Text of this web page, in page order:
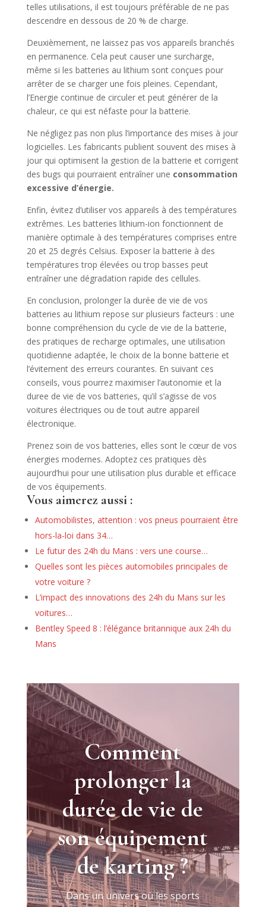
telles utilisations, il est toujours préférable de ne pas
descendre en dessous de 20 % de charge.
Deuxièmement, ne laissez pas vos appareils branchés
en permanence. Cela peut causer une surcharge,
même si les batteries au lithium sont conçues pour
arrêter de se charger une fois pleines. Cependant,
l’Energie continue de circuler et peut générer de la
chaleur, ce qui est néfaste pour la batterie.
Ne négligez pas non plus l’importance des mises à jour
logicielles. Les fabricants publient souvent des mises à
jour qui optimisent la gestion de la batterie et corrigent
des bugs qui pourraient entraîner une consommation
excessive d’énergie.
Enfin, évitez d’utiliser vos appareils à des températures
extrêmes. Les batteries lithium-ion fonctionnent de
manière optimale à des températures comprises entre
20 et 25 degrés Celsius. Exposer la batterie à des
températures trop élevées ou trop basses peut
entraîner une dégradation rapide des cellules.
En conclusion, prolonger la durée de vie de vos
batteries au lithium repose sur plusieurs facteurs : une
bonne compréhension du cycle de vie de la batterie,
des pratiques de recharge optimales, une utilisation
quotidienne adaptée, le choix de la bonne batterie et
l’évitement des erreurs courantes. En suivant ces
conseils, vous pourrez maximiser l’autonomie et la
duree de vie de vos batteries, qu’il s’agisse de vos
voitures électriques ou de tout autre appareil
électronique.
Prenez soin de vos batteries, elles sont le cœur de vos
énergies modernes. Adoptez ces pratiques dès
aujourd’hui pour une utilisation plus durable et efficace
de vos équipements.
Vous aimerez aussi :
Automobilistes, attention : vos pneus pourraient être
hors-la-loi dans 34…
Le futur des 24h du Mans : vers une course…
Quelles sont les pièces automobiles principales de
votre voiture ?
L’impact des innovations des 24h du Mans sur les
voitures…
Bentley Speed 8 : l’élégance britannique aux 24h du
Mans
Comment
prolonger la
durée de vie de
son équipement
de karting ?
Dans un univers où les sports